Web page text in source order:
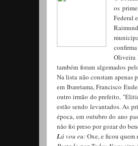
os
Federal
Oliveira
também foram algemados
Na lista não constam
em Ibaretama, Francisco
outro irmão do prefeito,
estão sendo levantados. As
época, em outubro do ano
não foi preso por gozar do
Lá vou eu:Oxe, e ficou quem